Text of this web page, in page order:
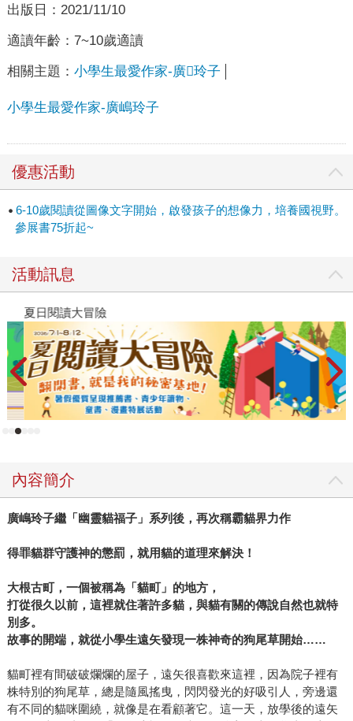
出版日： 2021/11/10
適讀年齡： 7~10歲適讀
相關主題： 小學生最愛作家-廣玲子
小學生最愛作家-廣嶋玲子
優惠活動
6-10歲閱讀從圖像文字開始，啟發孩子的想像力，培養國視野。
參展書75折起~
活動訊息
夏日閱讀大冒險
內容簡介
廣嶋玲子繼「幽靈貓福子」系列後，再次稱霸貓界力作
得罪貓群守護神的懲罰，就用貓的道理來解決！
大根古町，一個被稱為「貓町」的地方，
打從很久以前，這裡就住著許多貓，與貓有關的傳說自然也就特
別多。
故事的開端，就從小學生遠矢發現一株神奇的狗尾草開始……
貓町裡有間破破爛爛的屋子，遠矢很喜歡來這裡，因為院子裡有
株特別的狗尾草，總是隨風搖曳，閃閃發光的好吸引人，旁邊還
有不同的貓咪圍繞，就像是在看顧著它。這一天，放學後的遠矢